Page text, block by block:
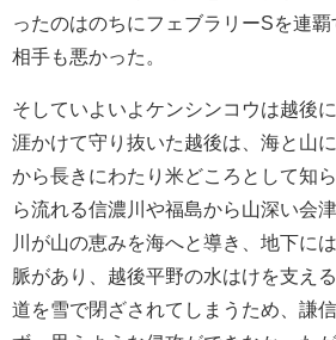
ったのはのちにフェブラリーSを連覇
相手も悪かった。
そしていよいよケンシンコウは越後
涯かけて守り抜いた越後は、海と山
から長きにわたり米どころとして知
ら流れる信濃川や福島から山深い会
川が山の恵みを海へと導き、地下に
脈があり、越後平野の水はけを支え
道を雪で閉ざされてしまうため、謙